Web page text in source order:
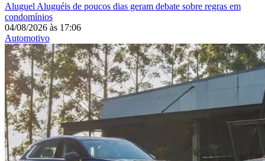
Aluguel Aluguéis de poucos dias geram debate sobre regras em
condomínios
04/08/2026 às 17:06
Automotivo